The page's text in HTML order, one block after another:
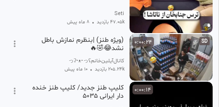
Seti
47.05k بازدید • 8 ماه پیش
SD
0:00:24
(ویژه طنز) |بنظرم نمازش باطل
نشد😂🤣🔥
کانال‌آیلین‌خانمʕっ•ᴥ•ʔっ⁩⁦
205.24k بازدید • 10 ماه پیش
0:00:14
کلیپ طنز جدید/ کلیپ طنز خنده
دار ایرانی ۵۰۳۵